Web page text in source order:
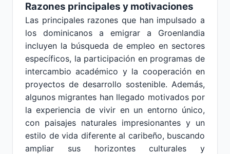
Razones principales y motivaciones
Las principales razones que han impulsado a
los dominicanos a emigrar a Groenlandia
incluyen la búsqueda de empleo en sectores
específicos, la participación en programas de
intercambio académico y la cooperación en
proyectos de desarrollo sostenible. Además,
algunos migrantes han llegado motivados por
la experiencia de vivir en un entorno único,
con paisajes naturales impresionantes y un
estilo de vida diferente al caribeño, buscando
ampliar sus horizontes culturales y